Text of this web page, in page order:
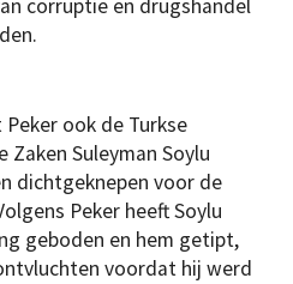
corruptie en drugshandel
ook de Turkse
Suleyman Soylu
dichtgeknepen voor de
Peker heeft Soylu
geboden en hem getipt,
voordat hij werd